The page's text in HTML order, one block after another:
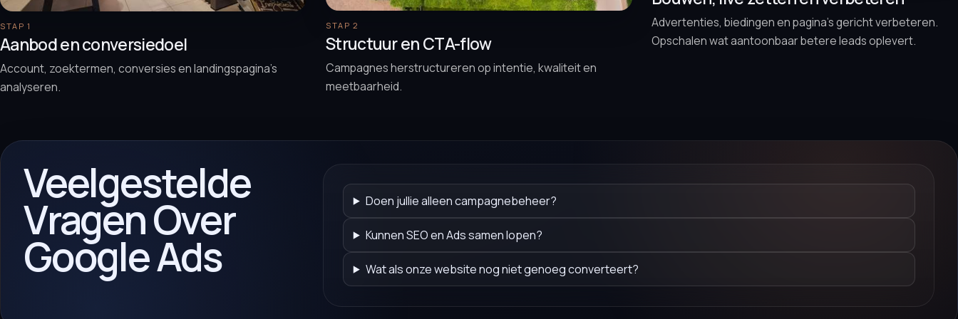
STAP 1
Aanbod en conversiedoel
Account, zoektermen, conversies en landingspagina’s
analyseren.
STAP 2
Structuur en CTA-flow
Campagnes herstructureren op intentie, kwaliteit en
meetbaarheid.
Advertenties, biedingen en pagina’s gericht verbeteren.
Opschalen wat aantoonbaar betere leads oplevert.
Veelgestelde
Vragen Over
Google Ads
Doen jullie alleen campagnebeheer?
Kunnen SEO en Ads samen lopen?
Wat als onze website nog niet genoeg converteert?